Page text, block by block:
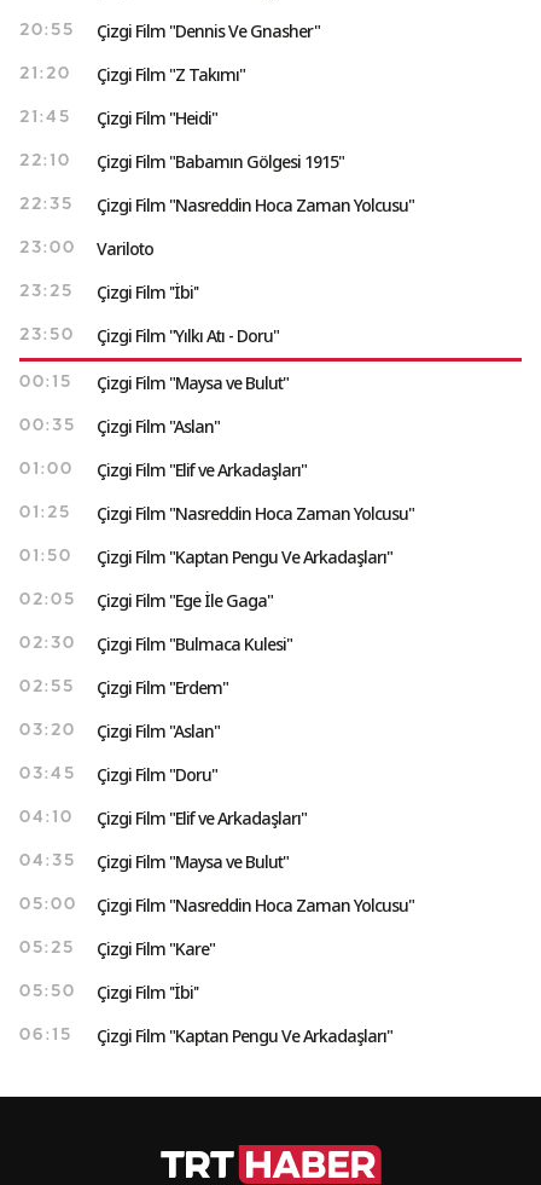
20:55 Çizgi Film "Dennis Ve Gnasher"
21:20 Çizgi Film "Z Takımı"
21:45 Çizgi Film "Heidi"
22:10 Çizgi Film "Babamın Gölgesi 1915"
22:35 Çizgi Film "Nasreddin Hoca Zaman Yolcusu"
23:00 Variloto
23:25 Çizgi Film ''İbi''
23:50 Çizgi Film "Yılkı Atı - Doru"
00:15 Çizgi Film "Maysa ve Bulut"
00:35 Çizgi Film "Aslan"
01:00 Çizgi Film "Elif ve Arkadaşları"
01:25 Çizgi Film "Nasreddin Hoca Zaman Yolcusu"
01:50 Çizgi Film "Kaptan Pengu Ve Arkadaşları"
02:05 Çizgi Film "Ege İle Gaga"
02:30 Çizgi Film "Bulmaca Kulesi"
02:55 Çizgi Film "Erdem"
03:20 Çizgi Film "Aslan"
03:45 Çizgi Film "Doru"
04:10 Çizgi Film "Elif ve Arkadaşları"
04:35 Çizgi Film "Maysa ve Bulut"
05:00 Çizgi Film "Nasreddin Hoca Zaman Yolcusu"
05:25 Çizgi Film "Kare"
05:50 Çizgi Film ''İbi''
06:15 Çizgi Film "Kaptan Pengu Ve Arkadaşları"